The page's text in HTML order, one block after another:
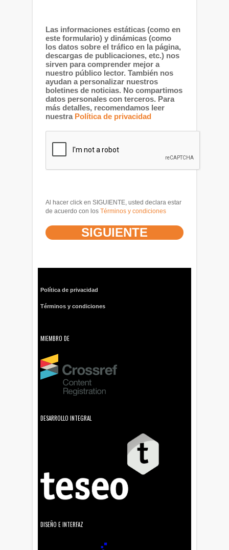
Las informaciones estáticas (como en
este formulario) y dinámicas (como
los datos sobre el tráfico en la página,
descargas de publicaciones, etc.) nos
sirven para comprender mejor a
nuestro público lector. También nos
ayudan a personalizar nuestros
boletines de noticias. No compartimos
datos personales con terceros. Para
más detalles, recomendamos leer
nuestra Política de privacidad
Al hacer click en SIGUIENTE, usted declara estar
de acuerdo con los Términos y condiciones
Política de privacidad
Términos y condiciones
MIEMBRO DE
DESARROLLO INTEGRAL
DISEÑO E INTERFAZ